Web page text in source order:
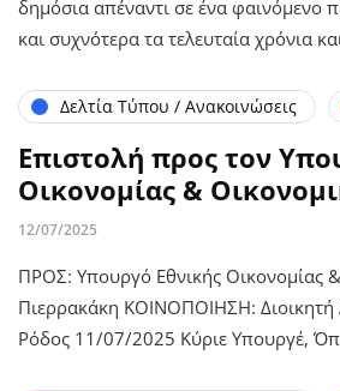
δημόσια απέναντι σε ένα φαινόμενο
και συχνότερα τα τελευταία χρόνια
Δελτία Τύπου / Ανακοινώσεις
Επιστολή προς τον
Οικονομίας &
12/07/2025
ΠΡΟΣ: Υπουργό Εθνικής Οικονομίας
Πιερρακάκη ΚΟΙΝΟΠΟΙΗΣΗ: Διοικητή
Ρόδος 11/07/2025 Κύριε Υπουργέ,